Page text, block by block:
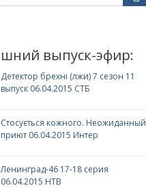
выпуск-эфир:
Детектор брехні (лжи) 7 сезон 11
выпуск 06.04.2015 СТБ
Стосується кожного. Неожиданный
приют 06.04.2015 Интер
Ленинград-46 17-18 серия
06.04.2015 НТВ